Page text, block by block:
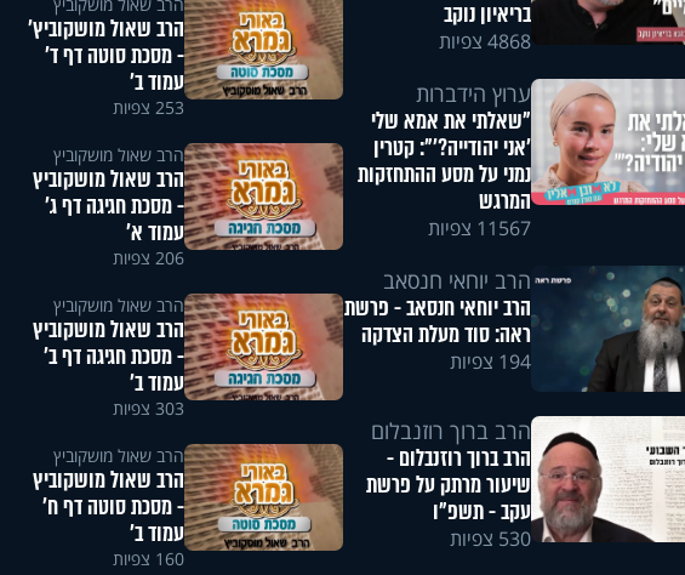
בריאיון נוקב
4868 צפיות
ערוץ הידברות
"שאלתי את אמא שלי
'אני יהודייה?'": קטרין
נמני על מסע ההתחזקות
המרגש
11567 צפיות
הרב יוחאי חנסאב
הרב יוחאי חנסאב - פרשת
ראה: סוד מעלת הצדקה
194 צפיות
הרב ברוך רוזנבלום
הרב ברוך רוזנבלום -
שיעור מרתק על פרשת
עקב - תשפ"ו
530 צפיות
הרב שאול מושקוביץ'
- מסכת סוטה דף ד'
עמוד ב'
253 צפיות
הרב שאול מושקוביץ
הרב שאול מושקוביץ
- מסכת חגיגה דף ג'
עמוד א'
206 צפיות
הרב שאול מושקוביץ
הרב שאול מושקוביץ
- מסכת חגיגה דף ב'
עמוד ב'
303 צפיות
הרב שאול מושקוביץ
הרב שאול מושקוביץ
- מסכת סוטה דף ח'
עמוד ב'
160 צפיות